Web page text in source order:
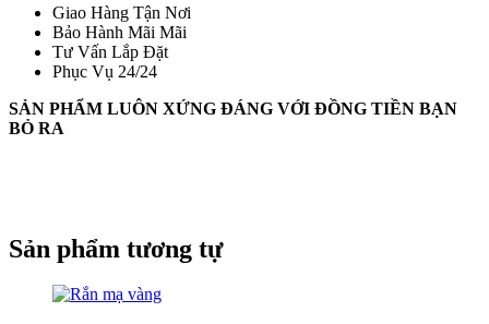
Giao Hàng Tận Nơi
Bảo Hành Mãi Mãi
Tư Vấn Lắp Đặt
Phục Vụ 24/24
SẢN PHẨM LUÔN XỨNG ĐÁNG VỚI ĐỒNG TIỀN BẠN
BỎ RA
Sản phẩm tương tự